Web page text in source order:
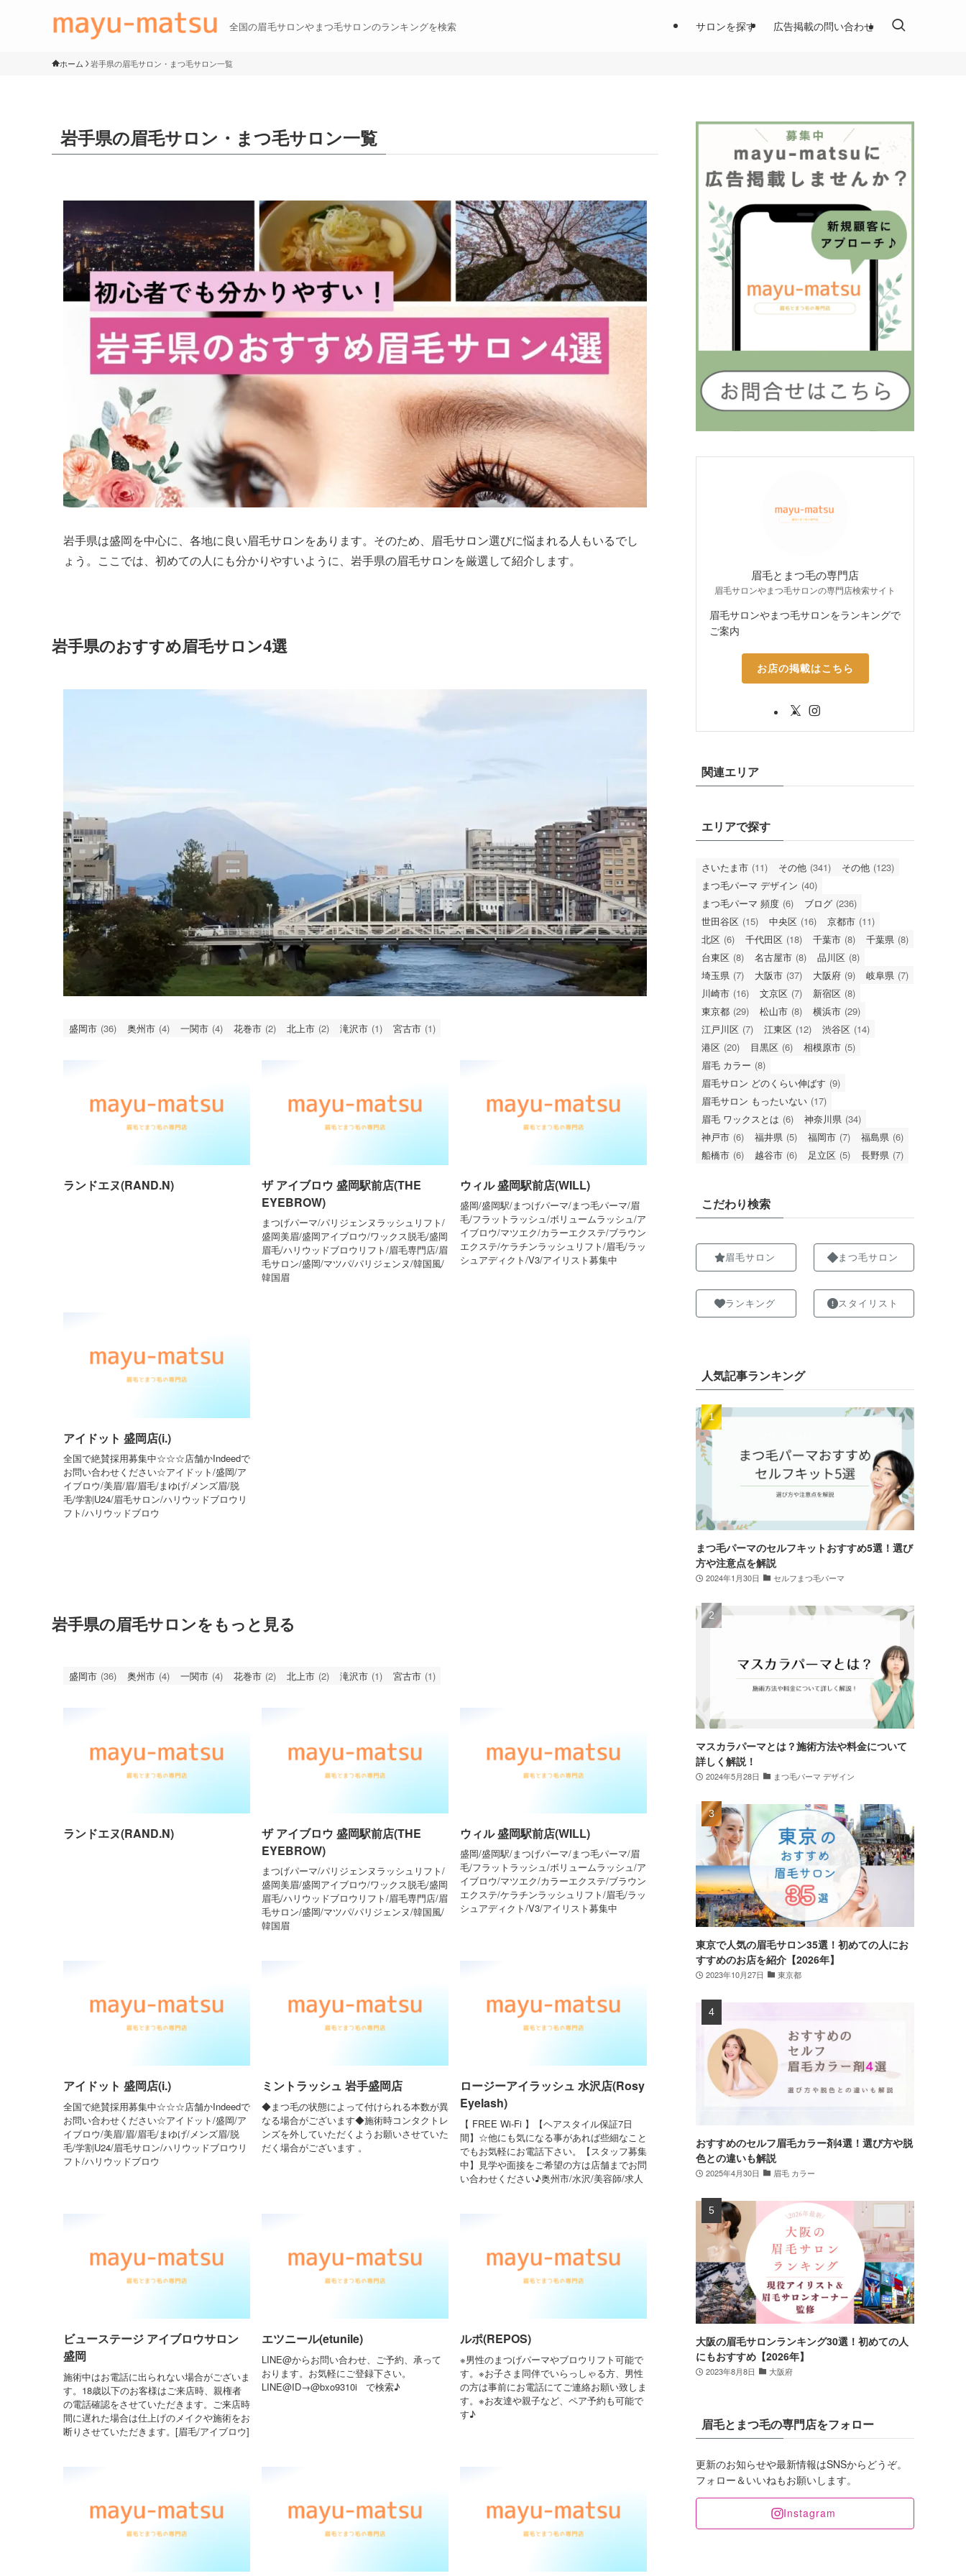
全国の眉毛サロンやまつ毛サロンのランキングを検索 サロンを探す 広告掲載の問い合わせ
ホーム 岩手県の眉毛サロン・まつ毛サロン一覧
岩手県の眉毛サロン・まつ毛サロン一覧
岩手県は盛岡を中心に、各地に良い眉毛サロンをあります。そのため、眉毛サロン選びに悩まれる人もいるでし
ょう。ここでは、初めての人にも分かりやすいように、岩手県の眉毛サロンを厳選して紹介します。
岩手県のおすすめ眉毛サロン4選
盛岡市 (36) 奥州市 (4) 一関市 (4) 花巻市 (2) 北上市 (2) 滝沢市 (1) 宮古市 (1)
ランドエヌ(RAND.N)
ザ アイブロウ 盛岡駅前店(THE
EYEBROW)
まつげパーマ/パリジェンヌラッシュリフト/
盛岡美眉/盛岡アイブロウ/ワックス脱毛/盛岡
眉毛/ハリウッドブロウリフト/眉毛専門店/眉
毛サロン/盛岡/マツパ/パリジェンヌ/韓国風/
韓国眉
ウィル 盛岡駅前店(WILL)
盛岡/盛岡駅/まつげパーマ/まつ毛パーマ/眉
毛/フラットラッシュ/ボリュームラッシュ/ア
イブロウ/マツエク/カラーエクステ/ブラウン
エクステ/ケラチンラッシュリフト/眉毛/ラッ
シュアディクト/V3/アイリスト募集中
アイドット 盛岡店(i.)
全国で絶賛採用募集中☆☆☆店舗かIndeedで
お問い合わせください☆アイドット/盛岡/ア
イブロウ/美眉/眉/眉毛/まゆげ/メンズ眉/脱
毛/学割U24/眉毛サロン/ハリウッドブロウリ
フト/ハリウッドブロウ
岩手県の眉毛サロンをもっと見る
盛岡市 (36) 奥州市 (4) 一関市 (4) 花巻市 (2) 北上市 (2) 滝沢市 (1) 宮古市 (1)
ランドエヌ(RAND.N)
ザ アイブロウ 盛岡駅前店(THE
EYEBROW)
まつげパーマ/パリジェンヌラッシュリフト/
盛岡美眉/盛岡アイブロウ/ワックス脱毛/盛岡
眉毛/ハリウッドブロウリフト/眉毛専門店/眉
毛サロン/盛岡/マツパ/パリジェンヌ/韓国風/
韓国眉
ウィル 盛岡駅前店(WILL)
盛岡/盛岡駅/まつげパーマ/まつ毛パーマ/眉
毛/フラットラッシュ/ボリュームラッシュ/ア
イブロウ/マツエク/カラーエクステ/ブラウン
エクステ/ケラチンラッシュリフト/眉毛/ラッ
シュアディクト/V3/アイリスト募集中
アイドット 盛岡店(i.)
全国で絶賛採用募集中☆☆☆店舗かIndeedで
お問い合わせください☆アイドット/盛岡/ア
イブロウ/美眉/眉/眉毛/まゆげ/メンズ眉/脱
毛/学割U24/眉毛サロン/ハリウッドブロウリ
フト/ハリウッドブロウ
ミントラッシュ 岩手盛岡店
◆まつ毛の状態によって付けられる本数が異
なる場合がございます◆施術時コンタクトレ
ンズを外していただくようお願いさせていた
だく場合がございます 。
ロージーアイラッシュ 水沢店(Rosy
Eyelash)
【 FREE Wi-Fi 】【ヘアスタイル保証7日
間】☆他にも気になる事があれば些細なこと
でもお気軽にお電話下さい。【スタッフ募集
中】見学や面接をご希望の方は店舗までお問
い合わせください♪奥州市/水沢/美容師/求人
ビューステージ アイブロウサロン
盛岡
施術中はお電話に出られない場合がございま
す。18歳以下のお客様はご来店時、親権者
の電話確認をさせていただきます。ご来店時
間に遅れた場合は仕上げのメイクや施術をお
断りさせていただきます。[眉毛/アイブロウ]
エツニール(etunile)
LINE@からお問い合わせ、ご予約、承って
おります。お気軽にご登録下さい。
LINE@ID→@bxo9310i で検索♪
ルポ(REPOS)
※男性のまつげパーマやブロウリフト可能で
す。※お子さま同伴でいらっしゃる方、男性
の方は事前にお電話にてご連絡お願い致しま
す。※お友達や親子など、ペア予約も可能で
す♪
眉毛とまつ毛の専門店
眉毛サロンやまつ毛サロンの専門店検索サイト
眉毛サロンやまつ毛サロンをランキングで
ご案内
お店の掲載はこちら
関連エリア
エリアで探す
さいたま市 (11) その他 (341) その他 (123)
まつ毛パーマ デザイン (40)
まつ毛パーマ 頻度 (6) ブログ (236)
世田谷区 (15) 中央区 (16) 京都市 (11)
北区 (6) 千代田区 (18) 千葉市 (8) 千葉県 (8)
台東区 (8) 名古屋市 (8) 品川区 (8)
埼玉県 (7) 大阪市 (37) 大阪府 (9) 岐阜県 (7)
川崎市 (16) 文京区 (7) 新宿区 (8)
東京都 (29) 松山市 (8) 横浜市 (29)
江戸川区 (7) 江東区 (12) 渋谷区 (14)
港区 (20) 目黒区 (6) 相模原市 (5)
眉毛 カラー (8)
眉毛サロン どのくらい伸ばす (9)
眉毛サロン もったいない (17)
眉毛 ワックスとは (6) 神奈川県 (34)
神戸市 (6) 福井県 (5) 福岡市 (7) 福島県 (6)
船橋市 (6) 越谷市 (6) 足立区 (5) 長野県 (7)
こだわり検索
眉毛サロン
ランキング
まつ毛サロン
スタイリスト
人気記事ランキング
まつ毛パーマのセルフキットおすすめ5選！選び
方や注意点を解説
2024年1月30日 セルフまつ毛パーマ
マスカラパーマとは？施術方法や料金について
詳しく解説！
2024年5月28日 まつ毛パーマ デザイン
東京で人気の眉毛サロン35選！初めての人にお
すすめのお店を紹介【2026年】
2023年10月27日 東京都
おすすめのセルフ眉毛カラー剤4選！選び方や脱
色との違いも解説
2025年4月30日 眉毛 カラー
大阪の眉毛サロンランキング30選！初めての人
にもおすすめ【2026年】
2023年8月8日 大阪府
眉毛とまつ毛の専門店をフォロー
更新のお知らせや最新情報はSNSからどうぞ。
フォロー＆いいねもお願いします。
Instagram